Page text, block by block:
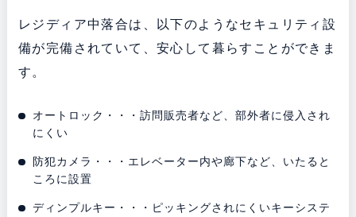
レジディア中落合は、以下のようなセキュリティ設
備が完備されていて、安心して暮らすことができま
す。
オートロック・・・訪問販売者など、部外者に侵入され
にくい
防犯カメラ・・・エレベーター内や廊下など、いたると
ころに設置
ディンプルキー・・・ピッキングされにくいキーシステ